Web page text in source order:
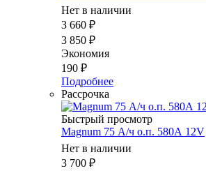
Нет в наличии
3 660 ₽
3 850 ₽
Экономия
190 ₽
Подробнее
Рассрочка
Быстрый просмотр
Magnum 75 А/ч о.п. 580А 12V
Нет в наличии
3 700 ₽